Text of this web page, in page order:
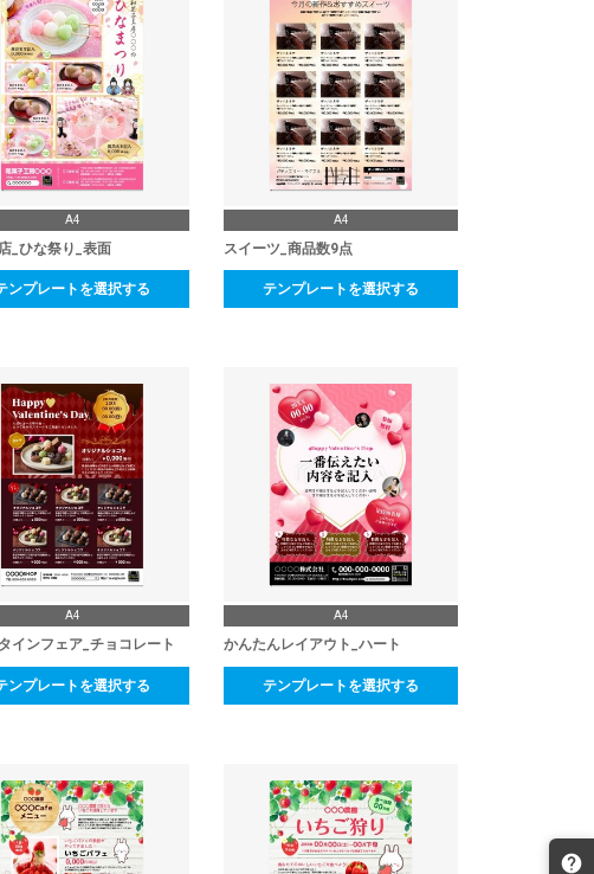
A4
_ひな祭り_表面
ンプレートを選択する
A4
スイーツ_商品数9点
テンプレートを選択する
A4
インフェア_チョコレート
ンプレートを選択する
A4
かんたんレイアウト_ハート
テンプレートを選択する